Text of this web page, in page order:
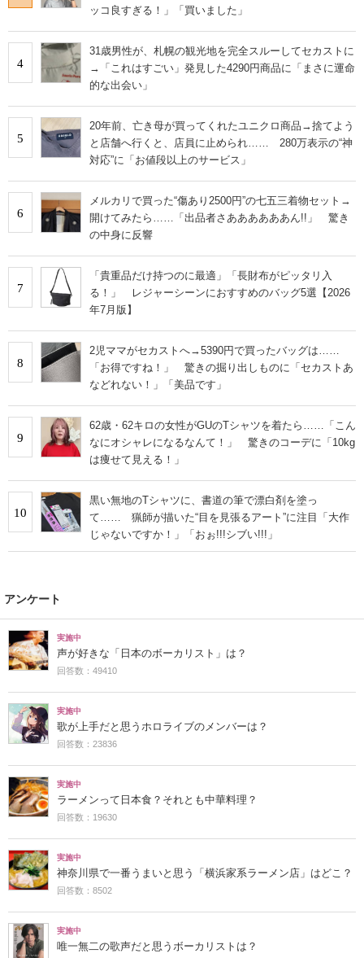
ッコ良すぎる！」「買いました」
4
31歳男性が、札幌の観光地を完全スルーしてセカストに
→「これはすごい」発見した4290円商品に「まさに運命
的な出会い」
5
20年前、亡き母が買ってくれたユニクロ商品→捨てよう
と店舗へ行くと、店員に止められ…… 280万表示の“神
対応”に「お値段以上のサービス」
6
メルカリで買った“傷あり2500円”の七五三着物セット→
開けてみたら……「出品者さああああああん!!」 驚き
の中身に反響
7
「貴重品だけ持つのに最適」「長財布がピッタリ入
る！」 レジャーシーンにおすすめのバッグ5選【2026
年7月版】
8
2児ママがセカストへ→5390円で買ったバッグは……
「お得ですね！」 驚きの掘り出しものに「セカストあ
などれない！」「美品です」
9
62歳・62キロの女性がGUのTシャツを着たら……「こん
なにオシャレになるなんて！」 驚きのコーデに「10kg
は痩せて見える！」
10
黒い無地のTシャツに、書道の筆で漂白剤を塗っ
て…… 猟師が描いた“目を見張るアート”に注目「大作
じゃないですか！」「おぉ!!!シブい!!!」
アンケート
実施中
声が好きな「日本のボーカリスト」は？
回答数：49410
実施中
歌が上手だと思うホロライブのメンバーは？
回答数：23836
実施中
ラーメンって日本食？それとも中華料理？
回答数：19630
実施中
神奈川県で一番うまいと思う「横浜家系ラーメン店」はどこ？
回答数：8502
実施中
唯一無二の歌声だと思うボーカリストは？